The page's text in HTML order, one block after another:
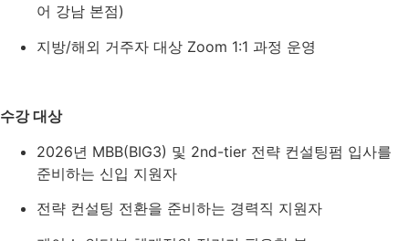
어 강남 본점)
지방/해외 거주자 대상 Zoom 1:1 과정 운영
수강 대상
2026년 MBB(BIG3) 및 2nd-tier 전략 컨설팅펌 입사를
준비하는 신입 지원자
전략 컨설팅 전환을 준비하는 경력직 지원자